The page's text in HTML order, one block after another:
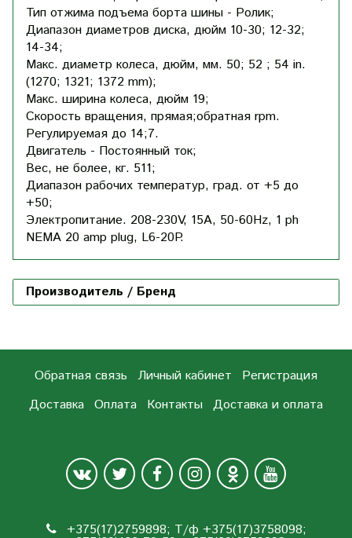
Тип отжима подъема борта шины - Ролик;
Диапазон диаметров диска, дюйм 10-30; 12-32;
14-34;
Макс. диаметр колеса, дюйм, мм. 50; 52 ; 54 in.
(1270; 1321; 1372 mm);
Макс. ширина колеса, дюйм 19;
Скорость вращения, прямая;обратная rpm.
Регулируемая до 14;7.
Двигатель - Постоянный ток;
Вес, не более, кг. 511;
Диапазон рабочих температур, град. от +5 до
+50;
Электропитание. 208-230V, 15A, 50-60Hz, 1 ph
NEMA 20 amp plug, L6-20P.
Производитель / Бренд
Обратная связь Личный кабинет
Регистрация
Доставка Оплата Контакты Доставка и оплата
+375(17)2759898; Т/ф +375(17)3758098;